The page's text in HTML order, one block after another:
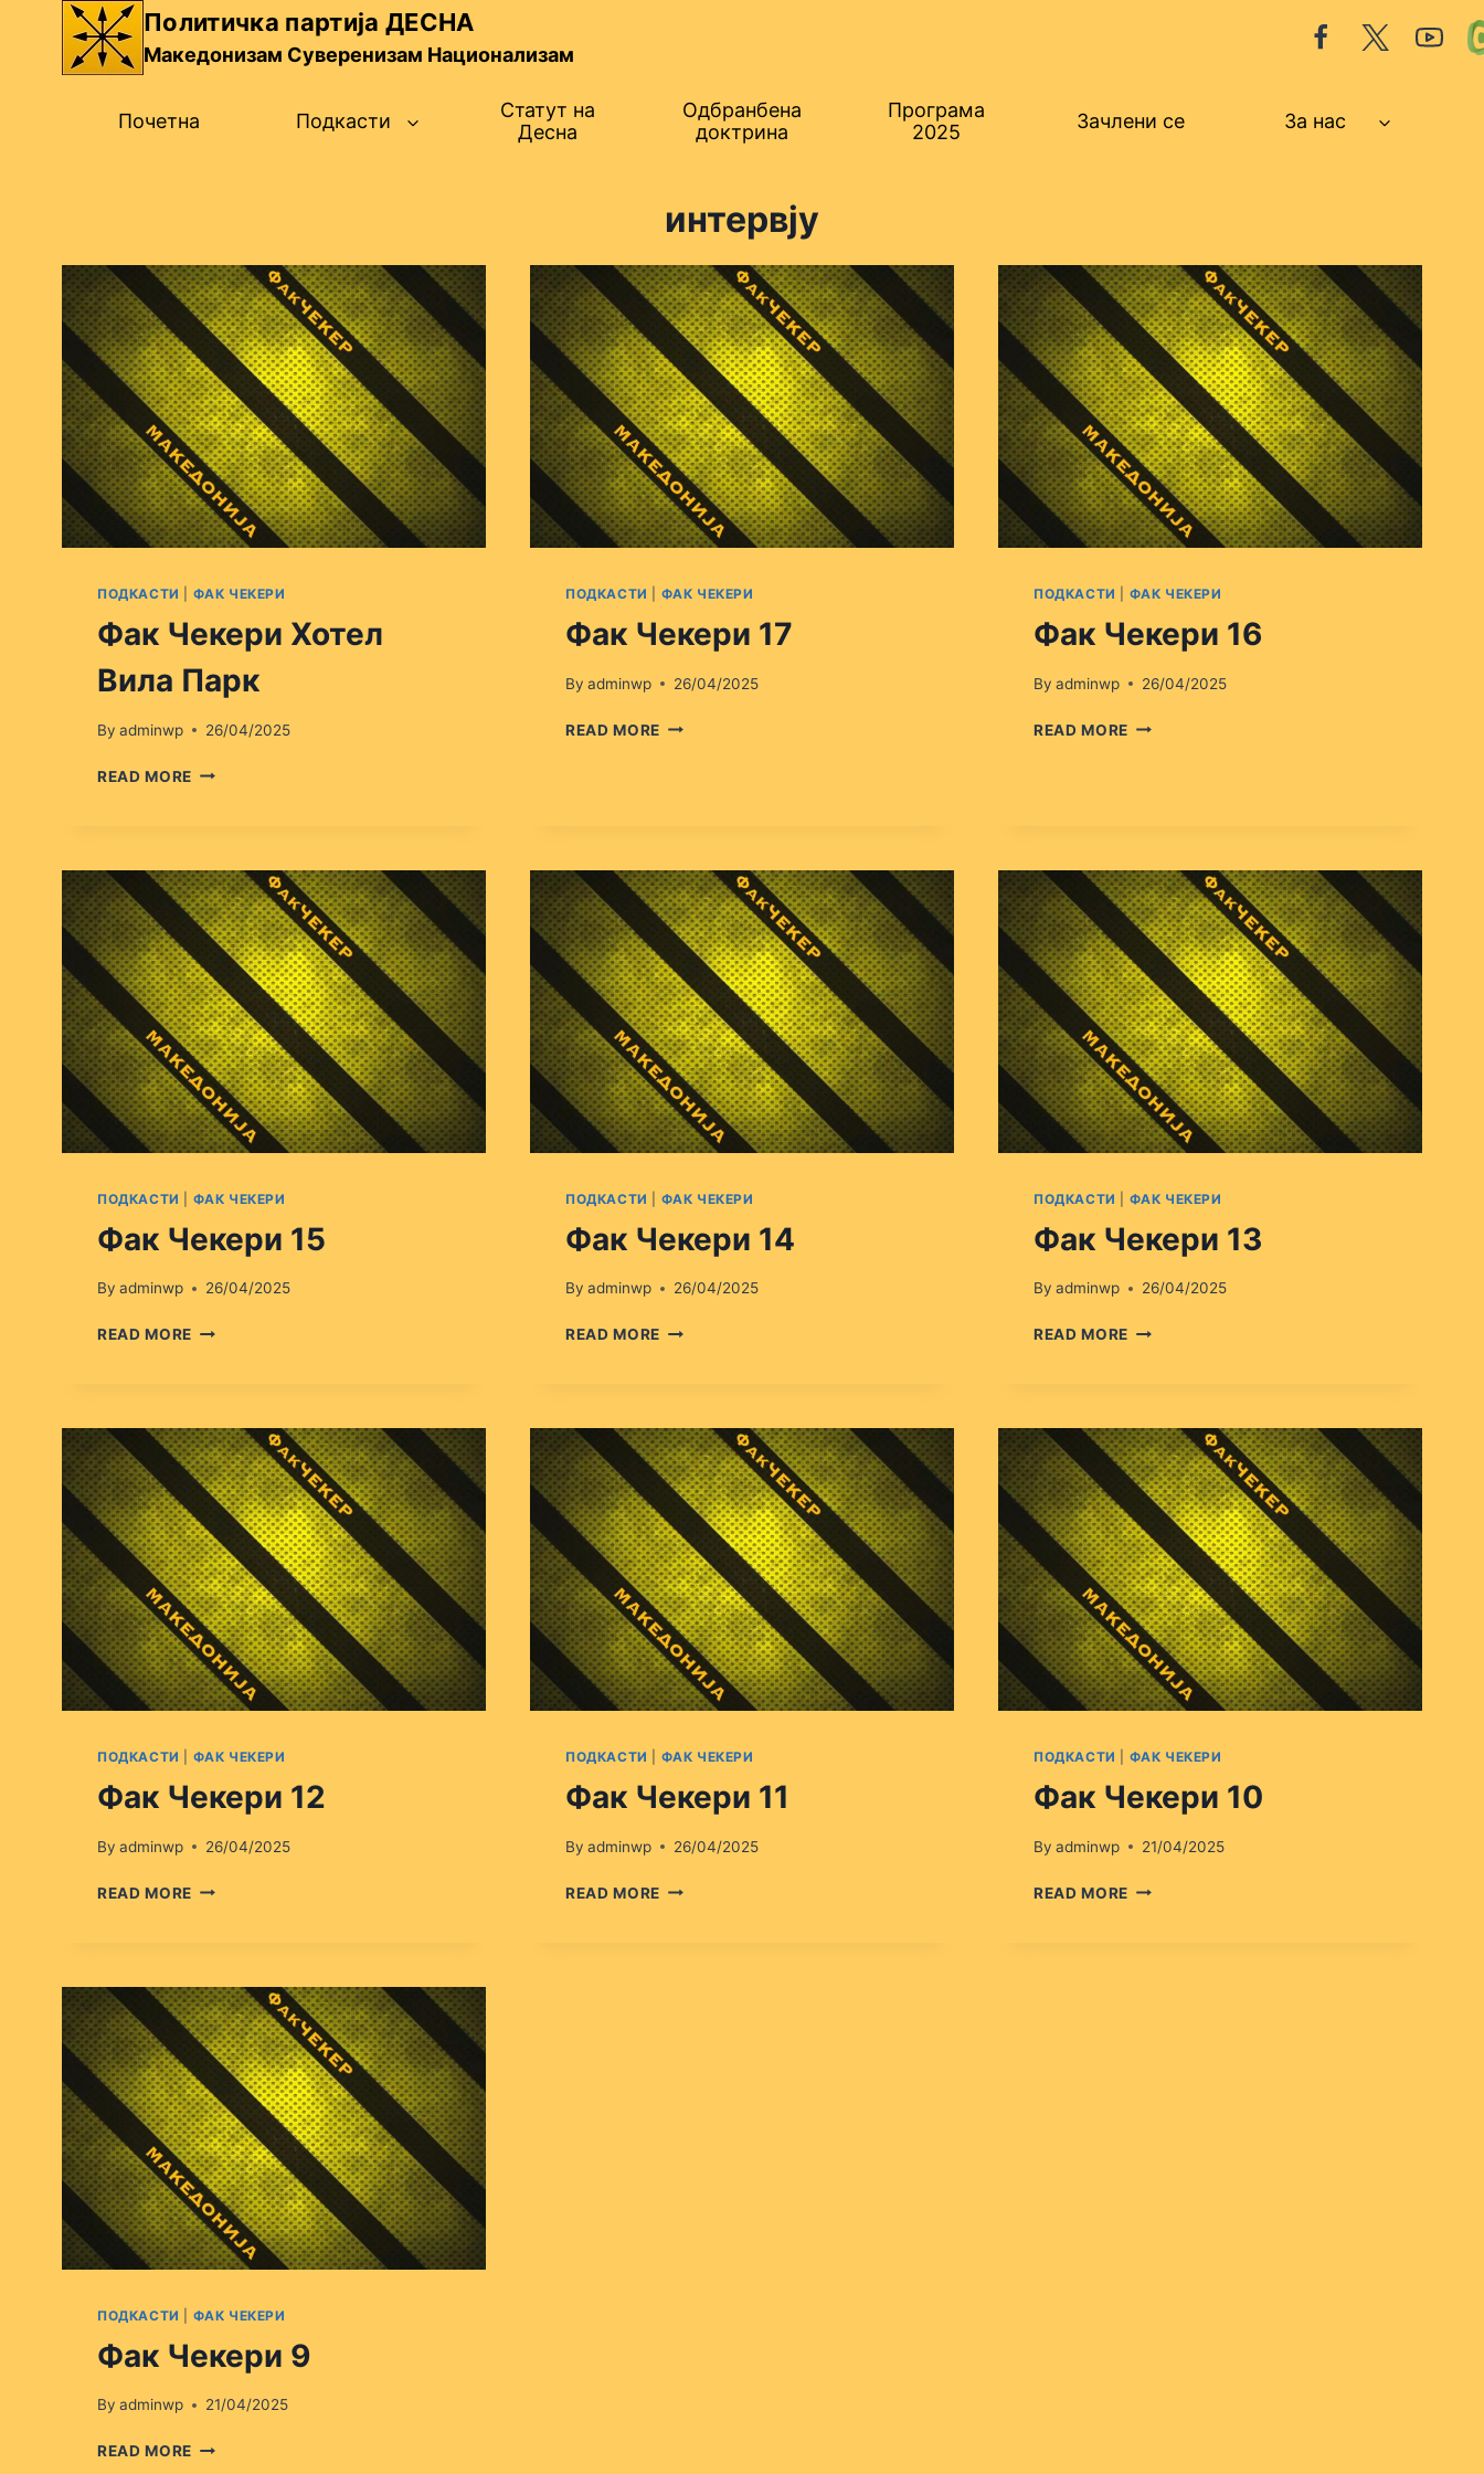
content
Политичка партија ДЕСНА
Македонизам Суверенизам Национализам
Почетна Подкасти
Статут на
Десна
Одбранбена
доктрина
Програма
2025
Зачлени се За нас
интервју
ПОДКАСТИ ФАК ЧЕКЕРИ
Фак Чекери Хотел
Вила Парк
By adminwp 26/04/2025
READ MORE ФАК
ПОДКАСТИ ФАК ЧЕКЕРИ
Фак Чекери 17
By adminwp 26/04/2025
READ MORE ФАК
ПОДКАСТИ ФАК ЧЕКЕРИ
Фак Чекери 16
By adminwp 26/04/2025
READ MORE ФАК
ПОДКАСТИ ФАК ЧЕКЕРИ
Фак Чекери 15
By adminwp 26/04/2025
READ MORE ФАК
ПОДКАСТИ ФАК ЧЕКЕРИ
Фак Чекери 14
By adminwp 26/04/2025
READ MORE ФАК
ПОДКАСТИ ФАК ЧЕКЕРИ
Фак Чекери 13
By adminwp 26/04/2025
READ MORE ФАК
ПОДКАСТИ ФАК ЧЕКЕРИ
Фак Чекери 12
By adminwp 26/04/2025
READ MORE ФАК
ПОДКАСТИ ФАК ЧЕКЕРИ
Фак Чекери 11
By adminwp 26/04/2025
READ MORE ФАК
ПОДКАСТИ ФАК ЧЕКЕРИ
Фак Чекери 10
By adminwp 21/04/2025
READ MORE ФАК
ПОДКАСТИ ФАК ЧЕКЕРИ
Фак Чекери 9
By adminwp 21/04/2025
READ MORE ФАК